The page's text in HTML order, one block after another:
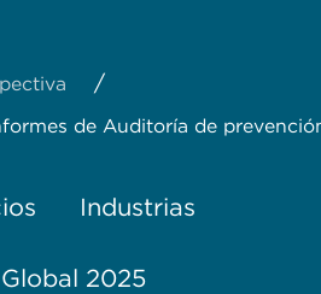
/
de Auditoría de
Industrias
2025